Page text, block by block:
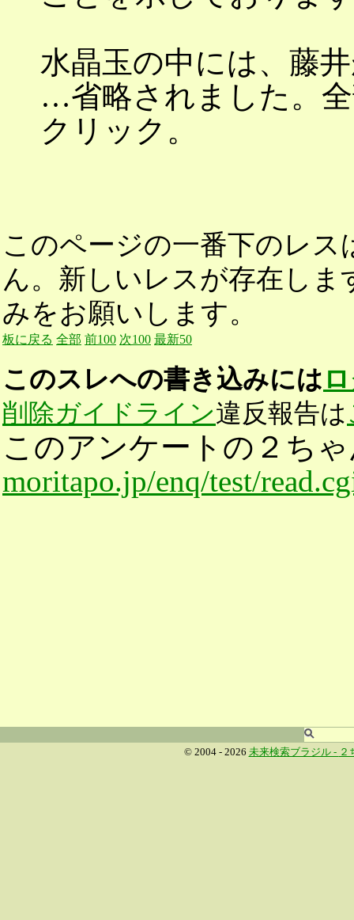
水晶玉の中には、藤
…省略されました。
クリック。
このページの一番下のレ
ん。新しいレスが存在し
みをお願いします。
板に戻る 全部 前100 次100 最新50
このスレへの書き込みには
削除ガイドライン違反報告は
このアンケートの２ち
moritapo.jp/enq/test/
© 2004 - 2026 未来検索ブラジル - ２